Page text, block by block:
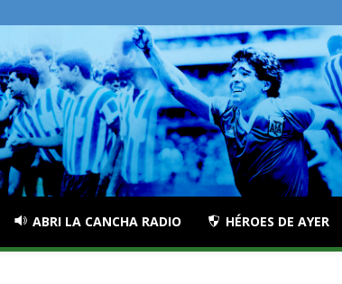
ABRI LA CANCHA RADIO HÉROES DE AYER